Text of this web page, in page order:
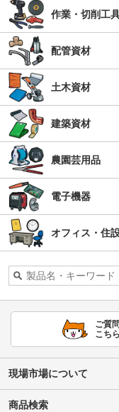
作業・切削工
配管資材
土木資材
建築資材
農園芸用品
電子機器
オフィス・住
ご質
こち
現場市場について
商品検索